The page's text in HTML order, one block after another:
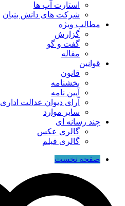
استارت آپ ها
شرکت های دانش بنیان
مطالب ویژه
گزارش
گفت و گو
مقاله
قوانین
قانون
بخشنامه
آیین نامه
آرای دیوان عدالت اداری
سایر موارد
چند رسانه ای
گالری عکس
گالری فیلم
صفحه نخست